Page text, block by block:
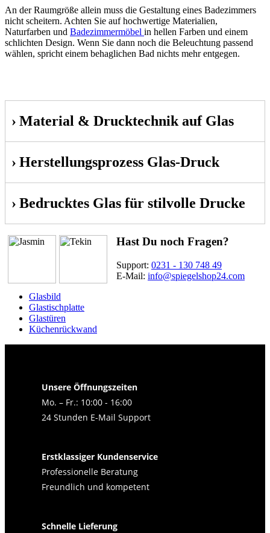
An der Raumgröße allein muss die Gestaltung eines Badezimmers
nicht scheitern. Achten Sie auf hochwertige Materialien,
Naturfarben und Badezimmermöbel in hellen Farben und einem
schlichten Design. Wenn Sie dann noch die Beleuchtung passend
wählen, spricht einem behaglichen Bad nichts mehr entgegen.
Material & Drucktechnik auf Glas
Herstellungsprozess Glas-Druck
Bedrucktes Glas für stilvolle Drucke
Hast Du noch Fragen?
Support: 0231 - 130 748 49
E-Mail: info@spiegelshop24.com
Glasbild
Glastischplatte
Glastüren
Küchenrückwand
Unsere Öffnungszeiten
Mo. – Fr.: 10:00 - 16:00
24 Stunden E-Mail Support
Erstklassiger Kundenservice
Professionelle Beratung
Freundlich und kompetent
Schnelle Lieferung